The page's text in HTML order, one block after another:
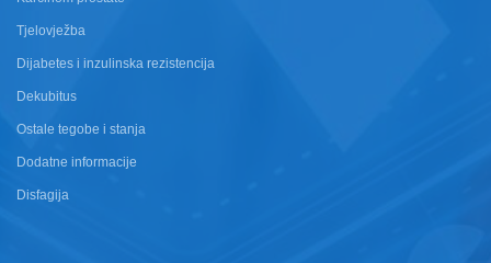
Tjelovježba
Dijabetes i inzulinska rezistencija
Dekubitus
Ostale tegobe i stanja
Dodatne informacije
Disfagija